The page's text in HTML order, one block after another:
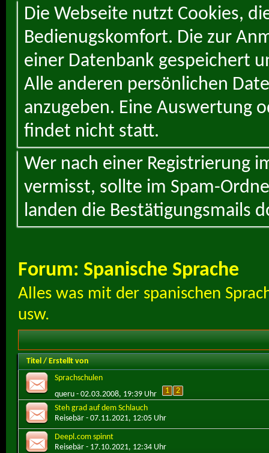
Die Webseite nutzt Cookies,
Bedienugskomfort. Die zur
einer Datenbank gespeichert
Alle anderen persönlichen
anzugeben. Eine Auswertung
findet nicht statt.
Wer nach einer Registrierung
vermisst, sollte im Spam-
landen die Bestätigungsmails
Forum: Spanische Sprache
Alles was mit der spanischen
usw.
Titel / Erstellt von
Sprachschulen
queru - 02.03.2008, 19:39 Uhr 1
2
Steh grad auf dem Schlauch
Reisebär - 07.11.2021, 12:05 Uhr
Deepl.com spinnt
Reisebär - 17.10.2021, 12:34 Uhr